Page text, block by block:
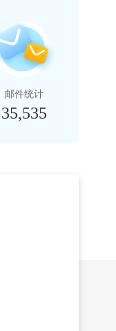
邮件统计
35,535